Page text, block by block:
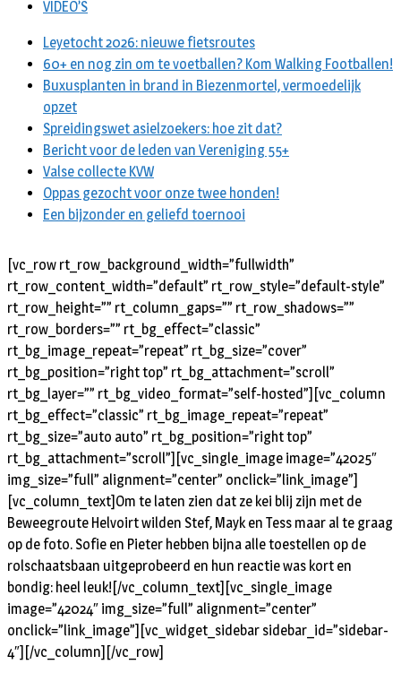
VIDEO’S
Leyetocht 2026: nieuwe fietsroutes
60+ en nog zin om te voetballen? Kom Walking Footballen!
Buxusplanten in brand in Biezenmortel, vermoedelijk
opzet
Spreidingswet asielzoekers: hoe zit dat?
Bericht voor de leden van Vereniging 55+
Valse collecte KVW
Oppas gezocht voor onze twee honden!
Een bijzonder en geliefd toernooi
[vc_row rt_row_background_width=”fullwidth”
rt_row_content_width=”default” rt_row_style=”default-style”
rt_row_height=”” rt_column_gaps=”” rt_row_shadows=””
rt_row_borders=”” rt_bg_effect=”classic”
rt_bg_image_repeat=”repeat” rt_bg_size=”cover”
rt_bg_position=”right top” rt_bg_attachment=”scroll”
rt_bg_layer=”” rt_bg_video_format=”self-hosted”][vc_column
rt_bg_effect=”classic” rt_bg_image_repeat=”repeat”
rt_bg_size=”auto auto” rt_bg_position=”right top”
rt_bg_attachment=”scroll”][vc_single_image image=”42025″
img_size=”full” alignment=”center” onclick=”link_image”]
[vc_column_text]Om te laten zien dat ze kei blij zijn met de
Beweegroute Helvoirt wilden Stef, Mayk en Tess maar al te graag
op de foto. Sofie en Pieter hebben bijna alle toestellen op de
rolschaatsbaan uitgeprobeerd en hun reactie was kort en
bondig: heel leuk![/vc_column_text][vc_single_image
image=”42024″ img_size=”full” alignment=”center”
onclick=”link_image”][vc_widget_sidebar sidebar_id=”sidebar-
4″][/vc_column][/vc_row]